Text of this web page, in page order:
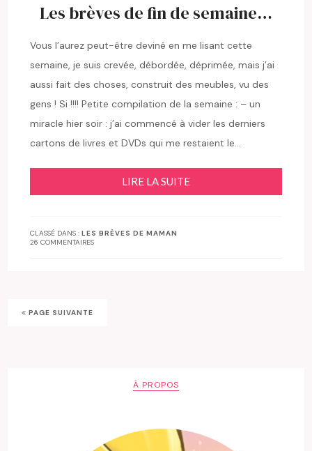
Les brèves de fin de semaine…
Vous l’aurez peut-être deviné en me lisant cette
semaine, je suis crevée, débordée, déprimée, mais j’ai
aussi fait des choses, construit des meubles, vu des
gens ! Si !!!! Petite compilation de la semaine : – un
miracle hier soir : j’ai commencé à vider les derniers
cartons de livres et DVDs qui me restaient le…
LIRE LA SUITE
CLASSÉ DANS :LES BRÈVES DE MAMAN
26 COMMENTAIRES
PAGE SUIVANTE
À PROPOS